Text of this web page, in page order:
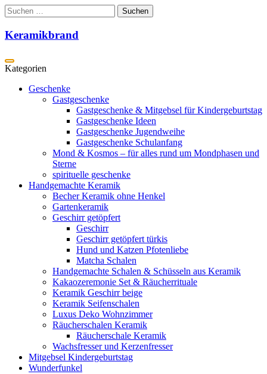
Zum
Inhalt
springen
Suchen
nach:
Keramikbrand
Geschenke
Gastgeschenke
Gastgeschenke & Mitgebsel für Kindergeburtstag
Gastgeschenke Ideen
Gastgeschenke Jugendweihe
Gastgeschenke Schulanfang
Mond & Kosmos – für alles rund um Mondphasen und
Sterne
spirituelle geschenke
Handgemachte Keramik
Becher Keramik ohne Henkel
Gartenkeramik
Geschirr getöpfert
Geschirr
Geschirr getöpfert türkis
Hund und Katzen Pfotenliebe
Matcha Schalen
Handgemachte Schalen & Schüsseln aus Keramik
Kakaozeremonie Set & Räucherrituale
Keramik Geschirr beige
Keramik Seifenschalen
Luxus Deko Wohnzimmer
Räucherschalen Keramik
Räucherschale Keramik
Wachsfresser und Kerzenfresser
Mitgebsel Kindergeburtstag
Wunderfunkel